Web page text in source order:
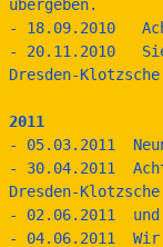
übergeben.
- 18.09.2010
- 20.11.2010
Dresden-Klotzsche
2011
- 05.03.2011
- 30.04.2011
Dresden-Klotzsche
- 02.06.2011  und
- 04.06.2011  Wir